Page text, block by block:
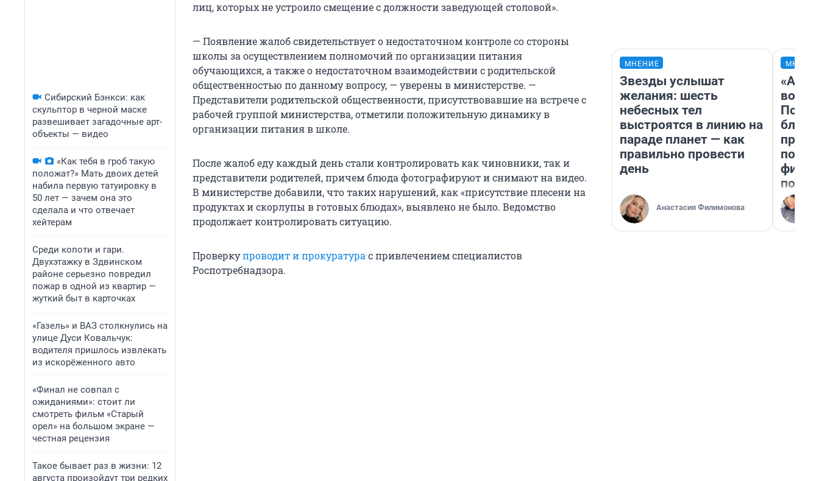
Сибирский Бэнкси: как
скульптор в черной маске
развешивает загадочные арт-
объекты — видео
«Как тебя в гроб такую
положат?» Мать двоих детей
набила первую татуировку в
50 лет — зачем она это
сделала и что отвечает
хейтерам
Среди копоти и гари.
Двухэтажку в Здвинском
районе серьезно повредил
пожар в одной из квартир —
жуткий быт в карточках
«Газель» и ВАЗ столкнулись на
улице Дуси Ковальчук:
водителя пришлось извлекать
из искорёженного авто
«Финал не совпал с
ожиданиями»: стоит ли
смотреть фильм «Старый
орел» на большом экране —
честная рецензия
Такое бывает раз в жизни: 12
августа произойдут три редких
лиц, которых не устроило смещение с должности заведующей столовой».
— Появление жалоб свидетельствует о недостаточном контроле со стороны
школы за осуществлением полномочий по организации питания
обучающихся, а также о недостаточном взаимодействии с родительской
общественностью по данному вопросу, — уверены в министерстве. —
Представители родительской общественности, присутствовавшие на встрече с
рабочей группой министерства, отметили положительную динамику в
организации питания в школе.
После жалоб еду каждый день стали контролировать как чиновники, так и
представители родителей, причем блюда фотографируют и снимают на видео.
В министерстве добавили, что таких нарушений, как «присутствие плесени на
продуктах и скорлупы в готовых блюдах», выявлено не было. Ведомство
продолжает контролировать ситуацию.
Проверкупроводит и прокуратура с привлечением специалистов
Роспотребнадзора.
МНЕНИЕ
Звезды услышат
желания: шесть
небесных тел
выстроятся в линию на
параде планет — как
правильно провести
день
Анастасия Филимонова
вот